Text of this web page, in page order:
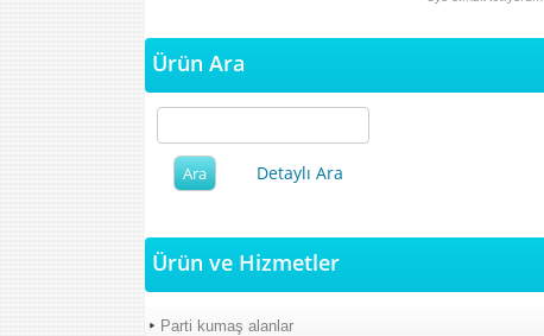
Ürün Ara
Detaylı Ara
Ürün ve Hizmetler
Parti kumaş alanlar